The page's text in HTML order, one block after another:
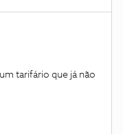
tarifário que já não